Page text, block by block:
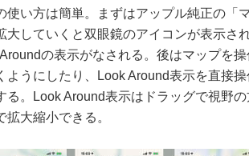
い方は簡単。まずはアップル純正の「
大していくと双眼鏡のアイコンが表示さ
の表示がなされる。後はマップを
ようにしたり、Look Around表示を直接
る。Look Around表示はドラッグで視野
拡大縮小できる。